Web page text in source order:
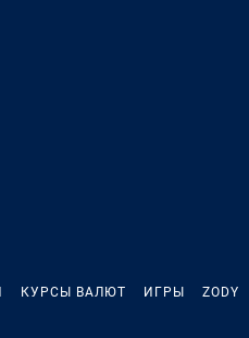
КУРСЫ ВАЛЮТ ИГРЫ ZODY